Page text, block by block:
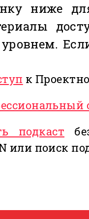
ниже
к
подкаст
или поиск